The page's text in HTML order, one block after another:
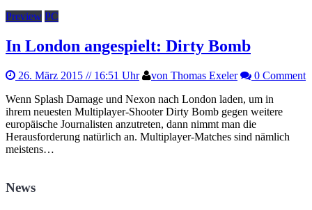
Preview PC
In London angespielt: Dirty Bomb
26. März 2015 // 16:51 Uhr von Thomas Exeler
0 Comment
Wenn Splash Damage und Nexon nach London laden, um in
ihrem neuesten Multiplayer-Shooter Dirty Bomb gegen weitere
europäische Journalisten anzutreten, dann nimmt man die
Herausforderung natürlich an. Multiplayer-Matches sind nämlich
meistens…
News